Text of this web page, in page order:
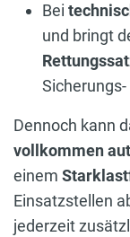
Bei
und bringt
Dennoch kann
vollkommen
einem
Einsatzstellen
jederzeit